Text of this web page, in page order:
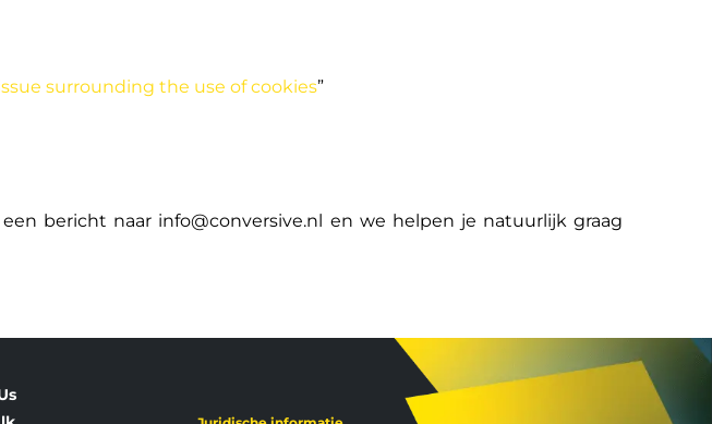
surrounding the use of cookies”
bericht naar info@conversive.nl en we helpen je natuurlijk graag